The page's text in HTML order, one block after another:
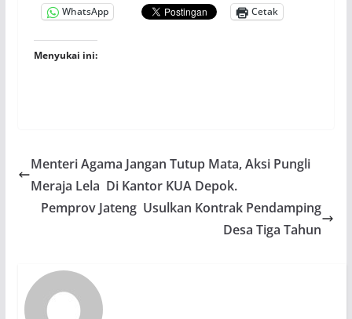
WhatsApp
Cetak
Menyukai ini:
Menteri Agama Jangan Tutup Mata, Aksi Pungli
Meraja Lela Di Kantor KUA Depok.
Pemprov Jateng Usulkan Kontrak Pendamping
Desa Tiga Tahun